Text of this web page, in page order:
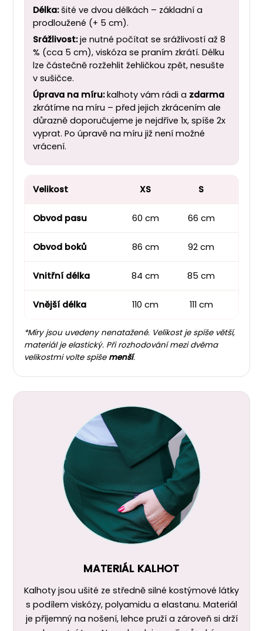
Délka:šité ve dvou délkách – základní a
prodloužené (+ 5 cm).
Srážlivost:je nutné počítat se srážlivostí až 8
% (cca 5 cm), viskóza se praním zkrátí. Délku
lze částečně rozžehlit žehličkou zpět, nesušte
v sušičce.
Úprava na míru:kalhoty vám rádi a zdarma
zkrátíme na míru – před jejich zkrácením ale
důrazně doporučujeme je nejdříve 1x, spíše 2x
vyprat. Po úpravě na míru již není možné
vrácení.
Velikost XS S
Obvod pasu 60 cm 66 cm
Obvod boků 86 cm 92 cm
Vnitřní délka 84 cm 85 cm
Vnější délka 110 cm 111 cm
*Míry jsou uvedeny nenatažené. Velikost je spíše větší,
materiál je elastický. Při rozhodování mezi dvěma
velikostmi volte spíše menší.
MATERIÁL KALHOT
Kalhoty jsou ušité ze středně silné kostýmové látky
s podílem viskózy, polyamidu a elastanu. Materiál
je příjemný na nošení, lehce pruží a zároveň si drží